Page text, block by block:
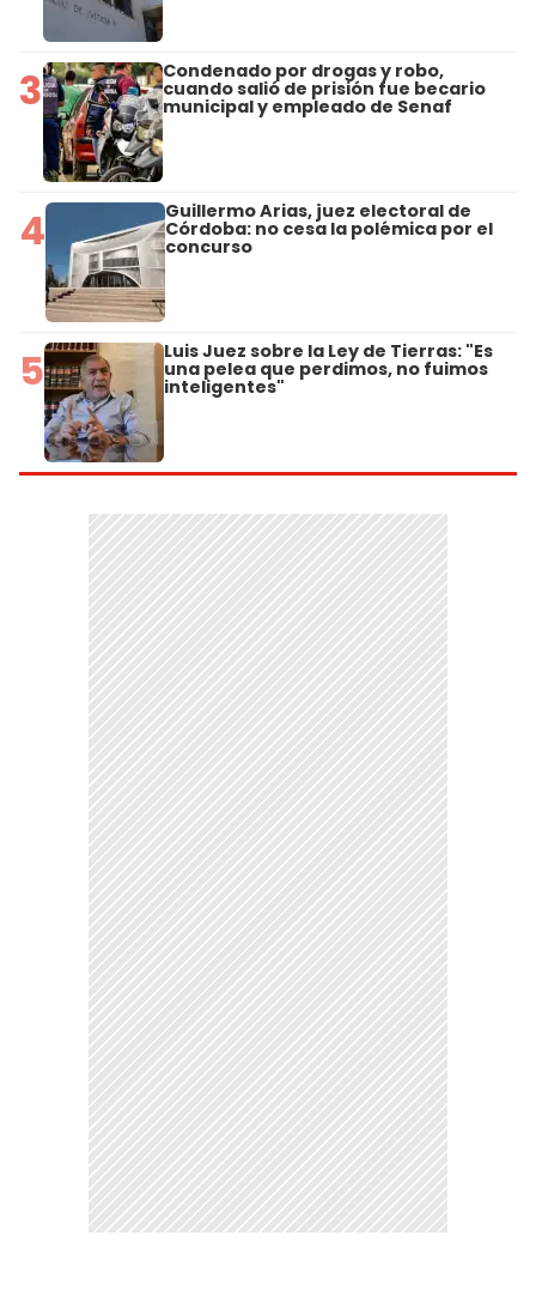
3 Condenado por drogas y robo,
cuando salió de prisión fue becario
municipal y empleado de Senaf
4 Guillermo Arias, juez electoral de
Córdoba: no cesa la polémica por el
concurso
5 Luis Juez sobre la Ley de Tierras: "Es
una pelea que perdimos, no fuimos
inteligentes"